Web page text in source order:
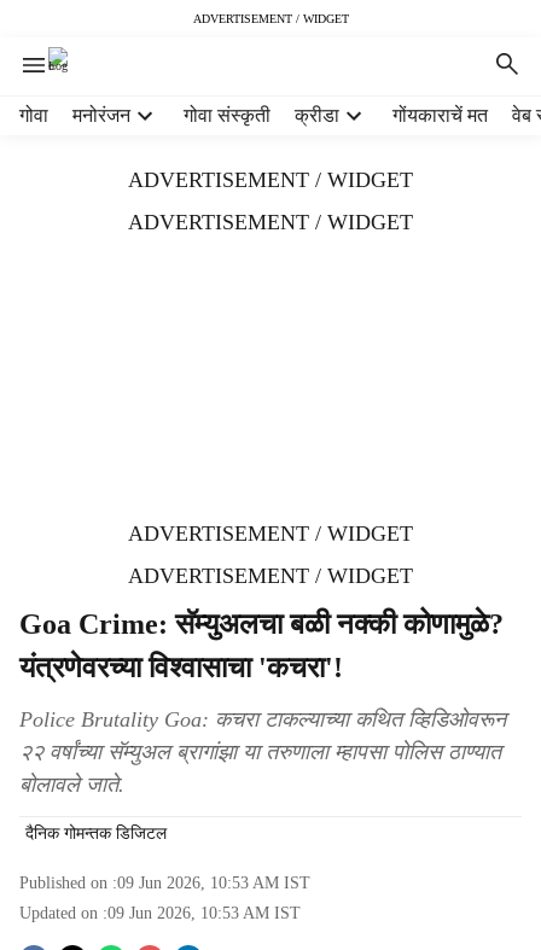
ADVERTISEMENT / WIDGET
गोवा मनोरंजन गोवा संस्कृती क्रीडा गोंयकाराचें मत वेब
ADVERTISEMENT / WIDGET
ADVERTISEMENT / WIDGET
ADVERTISEMENT / WIDGET
ADVERTISEMENT / WIDGET
Goa Crime: सॅम्युअलचा बळी नक्की कोणामुळे?
यंत्रणेवरच्या विश्‍वासाचा 'कचरा'!
Police Brutality Goa: कचरा टाकल्याच्या कथित व्हिडिओवरून
२२ वर्षांच्या सॅम्युअल ब्रागांझा या तरुणाला म्हापसा पोलिस ठाण्यात
बोलावले जाते.
दैनिक गोमन्तक डिजिटल
Published on :09 Jun 2026, 10:53 AM IST
Updated on :09 Jun 2026, 10:53 AM IST